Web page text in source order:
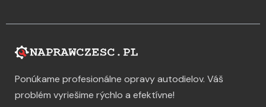
Ponúkame profesionálne opravy autodielov. Váš
problém vyriešime rýchlo a efektívne!